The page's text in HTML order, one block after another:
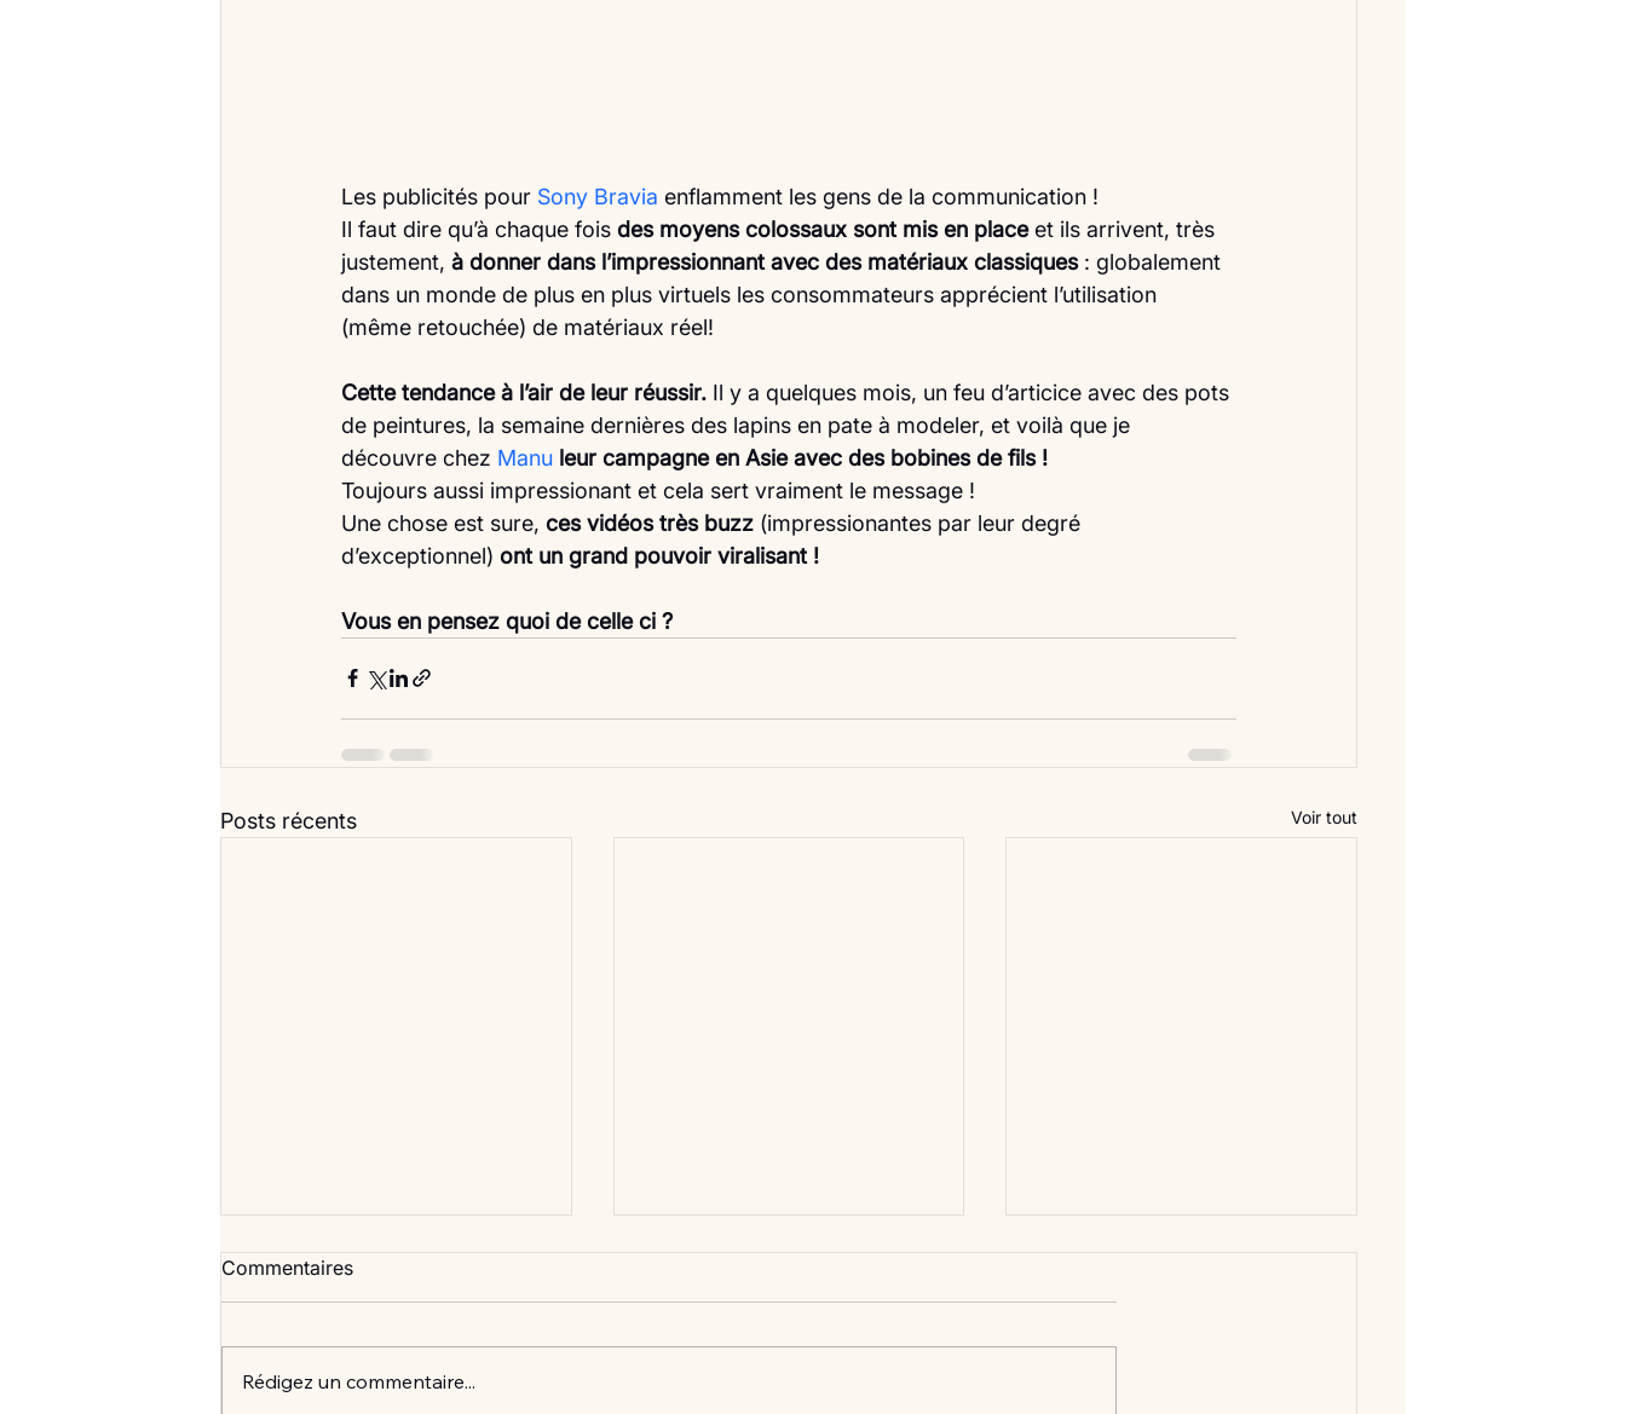
Les publicités pour Sony Bravia enflamment les gens de la communication !
Il faut dire qu’à chaque fois des moyens colossaux sont mis en place et ils arrivent, très
justement, à donner dans l’impressionnant avec des matériaux classiques : globalement
dans un monde de plus en plus virtuels les consommateurs apprécient l’utilisation
(même retouchée) de matériaux réel!
Cette tendance à l’air de leur réussir. Il y a quelques mois, un feu d’articice avec des pots
de peintures, la semaine dernières des lapins en pate à modeler, et voilà que je
découvre chez Manu leur campagne en Asie avec des bobines de fils !
Toujours aussi impressionant et cela sert vraiment le message !
Une chose est sure, ces vidéos très buzz (impressionantes par leur degré
d’exceptionnel) ont un grand pouvoir viralisant !
Vous en pensez quoi de celle ci ?
Posts récents Voir tout
Commentaires
Rédigez un commentaire...